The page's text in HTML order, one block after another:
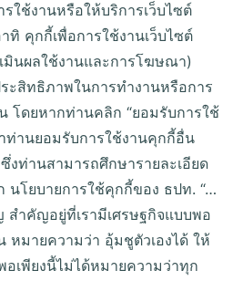
ใช้งานหรือให้บริการเว็บไซต์
คุกกี้เพื่อการใช้งานเว็บไซต์
มินผลใช้งานและการโฆษณา)
ะสิทธิภาพในการทำงานหรือการ
โดยหากท่านคลิก “ยอมรับการใช้
ท่านยอมรับการใช้งานคุกกี้อื่น
งท่านสามารถศึกษารายละเอียด
นโยบายการใช้คุกกี้ของ ธปท. “…
สำคัญอยู่ที่เรามีเศรษฐกิจแบบพอ
มายความว่า อุ้มชูตัวเองได้ ให้
อเพียงนี้ไม่ได้หมายความว่าทุก